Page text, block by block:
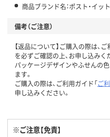
商品ブランド名：ポスト・イッ
備考（ご注意）
【返品について】ご購入の際は、
を必ずご確認の上、お申し込みく
パッケージデザインやふせんの
ます。
ご購入の際は、ご利用ガイド「ご
申し込みください。
※ご注意【免責】